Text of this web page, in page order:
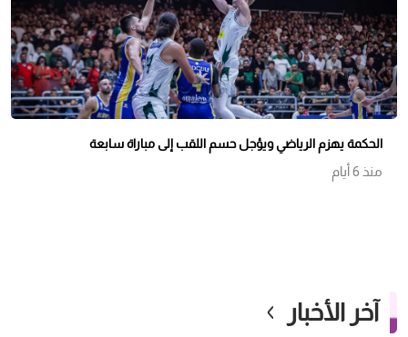
الحكمة يهزم الرياضي ويؤجل حسم اللقب إلى مباراة سابعة
منذ 6 أيام
آخر الأخبار